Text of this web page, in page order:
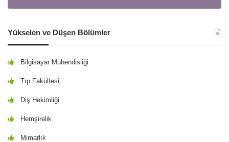
Yükselen ve Düşen Bölümler
Bilgisayar Mühendisliği
Tıp Fakültesi
Diş Hekimliği
Hemşirelik
Mimarlık